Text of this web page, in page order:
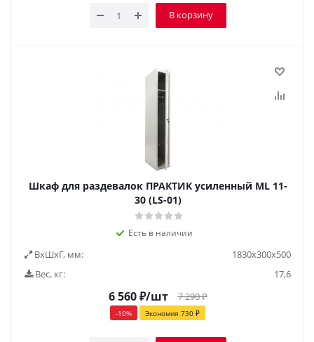
В корзину
Шкаф для раздевалок ПРАКТИК усиленный ML 11-
30 (LS-01)
Есть в наличии
ВxШxГ, мм:
1830х300х500
Вес, кг:
17,6
6 560₽/шт 7 290₽
-10% Экономия 730 ₽